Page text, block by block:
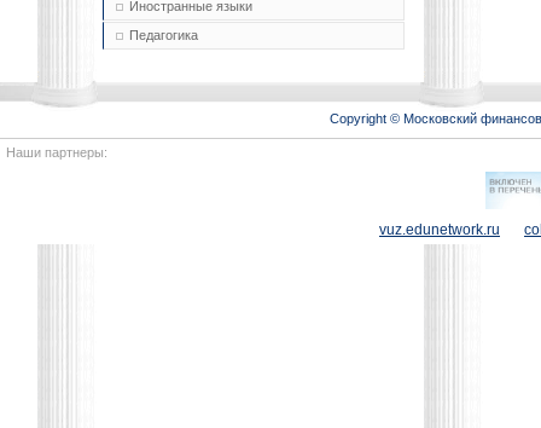
Иностранные языки
Педагогика
Copyright © Московский
Наши партнеры:
vuz.edunetwork.ru